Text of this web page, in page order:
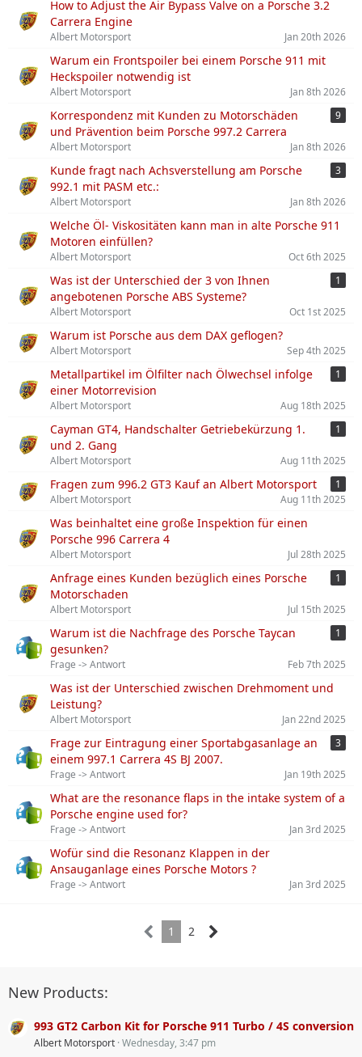
How to Adjust the Air Bypass Valve on a Porsche 3.2
Carrera Engine
Albert Motorsport Jan 20th 2026
Warum ein Frontspoiler bei einem Porsche 911 mit
Heckspoiler notwendig ist
Albert Motorsport Jan 8th 2026
Korrespondenz mit Kunden zu Motorschäden
und Prävention beim Porsche 997.2 Carrera
9
Albert Motorsport Jan 8th 2026
Kunde fragt nach Achsverstellung am Porsche
992.1 mit PASM etc.:
3
Albert Motorsport Jan 8th 2026
Welche Öl- Viskositäten kann man in alte Porsche 911
Motoren einfüllen?
Albert Motorsport Oct 6th 2025
Was ist der Unterschied der 3 von Ihnen
angebotenen Porsche ABS Systeme?
1
Albert Motorsport Oct 1st 2025
Warum ist Porsche aus dem DAX geflogen?
Albert Motorsport Sep 4th 2025
Metallpartikel im Ölfilter nach Ölwechsel infolge
einer Motorrevision
1
Albert Motorsport Aug 18th 2025
Cayman GT4, Handschalter Getriebekürzung 1.
und 2. Gang
1
Albert Motorsport Aug 11th 2025
Fragen zum 996.2 GT3 Kauf an Albert Motorsport
1
Albert Motorsport
Aug 11th 2025
Was beinhaltet eine große Inspektion für einen
Porsche 996 Carrera 4
Albert Motorsport Jul 28th 2025
Anfrage eines Kunden bezüglich eines Porsche
Motorschaden
1
Albert Motorsport Jul 15th 2025
Warum ist die Nachfrage des Porsche Taycan
gesunken?
1
Frage -> Antwort Feb 7th 2025
Was ist der Unterschied zwischen Drehmoment und
Leistung?
Albert Motorsport Jan 22nd 2025
Frage zur Eintragung einer Sportabgasanlage an
einem 997.1 Carrera 4S BJ 2007.
3
Frage -> Antwort Jan 19th 2025
What are the resonance flaps in the intake system of a
Porsche engine used for?
Frage -> Antwort Jan 3rd 2025
Wofür sind die Resonanz Klappen in der
Ansauganlage eines Porsche Motors ?
Frage -> Antwort Jan 3rd 2025
1 2
New Products:
993 GT2 Carbon Kit for Porsche 911 Turbo / 4S conversion
Albert Motorsport Wednesday, 3:47 pm